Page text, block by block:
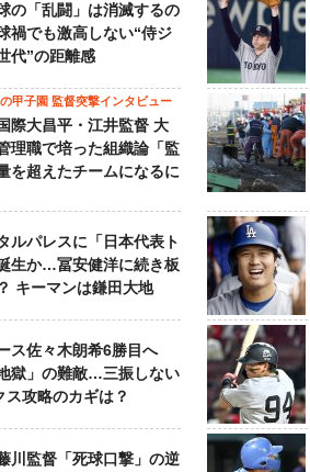
の「乱闘」は消滅するの
禍でも激高しない“侍ジ
代”の距離感
甲子園 監督突撃インタビュー
際大昌平・江井監督 大
理職で培った組織論「監
を超えたチームになるに
ルパレスに「日本代表ト
生か…冨安健洋に続き板
キーマンは鎌田大地
ス佐々木朗希6勝目へ
地獄」の難敵…三振しない
ス攻略のカギは？
川監督「死球口撃」の逆